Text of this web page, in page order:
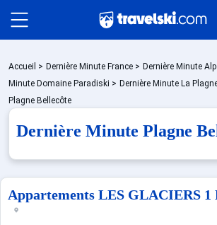
Packages
Accueil > Dernière Minute France > Dernière Minute
Minute Domaine Paradiski > Dernière Minute La
Plagne Bellecôte
Dernière Minute Plagne
Appartements LES GLACIERS 1